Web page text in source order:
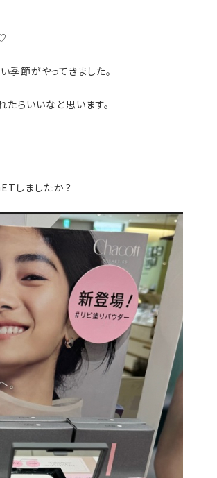
節がやってきました。
らいいなと思います。
しましたか？